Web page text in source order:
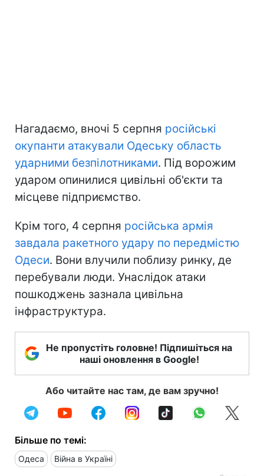
Нагадаємо, вночі 5 серпня російські
окупанти атакували Одеську область
ударними безпілотниками. Під ворожим
ударом опинилися цивільні об'єкти та
місцеве підприємство.
Крім того, 4 серпня російська армія
завдала ракетного удару по передмістю
Одеси. Вони влучили поблизу ринку, де
перебували люди. Унаслідок атаки
пошкоджень зазнала цивільна
інфраструктура.
Не пропустіть головне! Підпишіться на
наші оновлення в Google!
Або читайте нас там, де вам зручно!
Більше по темі:
Одеса Війна в Україні